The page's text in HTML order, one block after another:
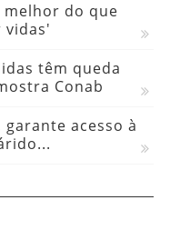
do que
vidas'
têm queda
Conab
acesso à